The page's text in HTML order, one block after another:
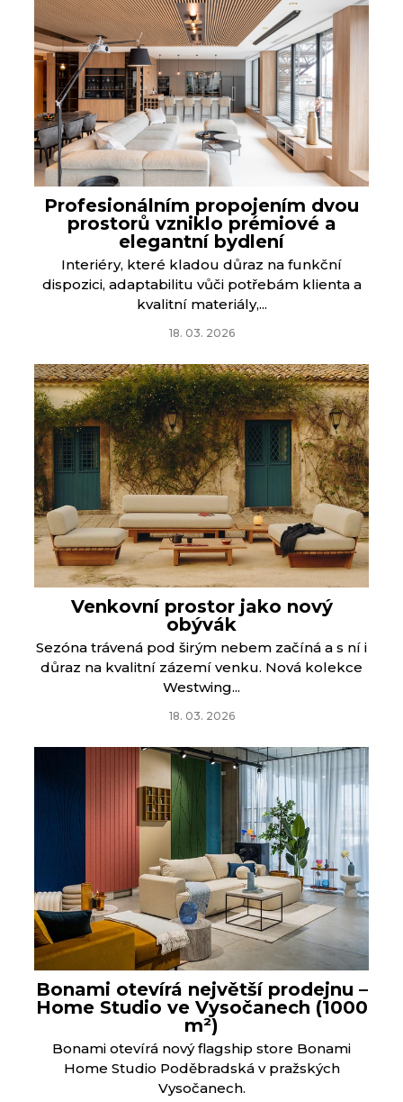
Profesionálním propojením dvou
prostorů vzniklo prémiové a
elegantní bydlení
Interiéry, které kladou důraz na funkční
dispozici, adaptabilitu vůči potřebám klienta a
kvalitní materiály,...
18. 03. 2026
Venkovní prostor jako nový
obývák
Sezóna trávená pod širým nebem začíná a s ní i
důraz na kvalitní zázemí venku. Nová kolekce
Westwing...
18. 03. 2026
Bonami otevírá největší prodejnu –
Home Studio ve Vysočanech (1000
m²)
Bonami otevírá nový flagship store Bonami
Home Studio Poděbradská v pražských
Vysočanech.